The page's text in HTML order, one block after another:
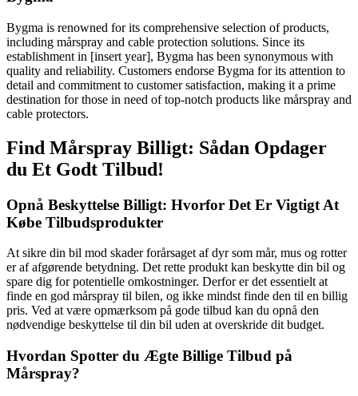
Bygma is renowned for its comprehensive selection of products,
including mårspray and cable protection solutions. Since its
establishment in [insert year], Bygma has been synonymous with
quality and reliability. Customers endorse Bygma for its attention to
detail and commitment to customer satisfaction, making it a prime
destination for those in need of top-notch products like mårspray and
cable protectors.
Find Mårspray Billigt: Sådan Opdager
du Et Godt Tilbud!
Opnå Beskyttelse Billigt: Hvorfor Det Er Vigtigt At
Købe Tilbudsprodukter
At sikre din bil mod skader forårsaget af dyr som mår, mus og rotter
er af afgørende betydning. Det rette produkt kan beskytte din bil og
spare dig for potentielle omkostninger. Derfor er det essentielt at
finde en god mårspray til bilen, og ikke mindst finde den til en billig
pris. Ved at være opmærksom på gode tilbud kan du opnå den
nødvendige beskyttelse til din bil uden at overskride dit budget.
Hvordan Spotter du Ægte Billige Tilbud på
Mårspray?